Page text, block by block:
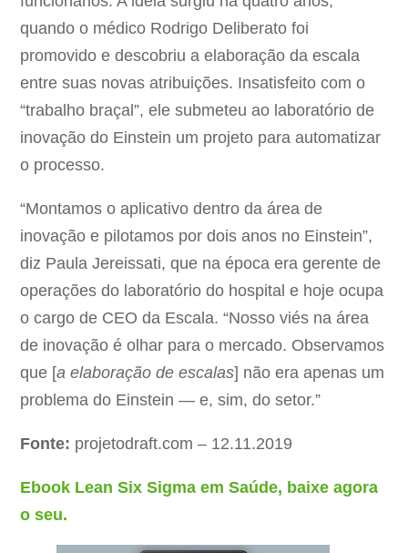
quando o médico Rodrigo Deliberato foi
promovido e descobriu a elaboração da escala
entre suas novas atribuições. Insatisfeito com o
“trabalho braçal”, ele submeteu ao laboratório de
inovação do Einstein um projeto para automatizar
o processo.
“Montamos o aplicativo dentro da área de
inovação e pilotamos por dois anos no Einstein”,
diz Paula Jereissati, que na época era gerente de
operações do laboratório do hospital e hoje ocupa
o cargo de CEO da Escala. “Nosso viés na área
de inovação é olhar para o mercado. Observamos
que [a elaboração de escalas] não era apenas um
problema do Einstein — e, sim, do setor.”
Fonte: projetodraft.com – 12.11.2019
Ebook Lean Six Sigma em Saúde, baixe agora
o seu.